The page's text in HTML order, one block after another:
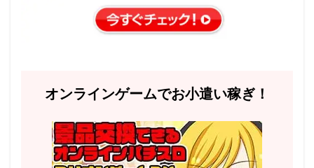
オンラインゲームでお小遣い稼ぎ！